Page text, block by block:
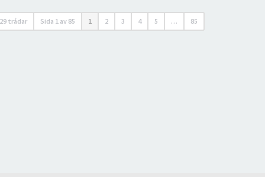
trådar Sida 1 av 85 1 2 3 4 5 … 85